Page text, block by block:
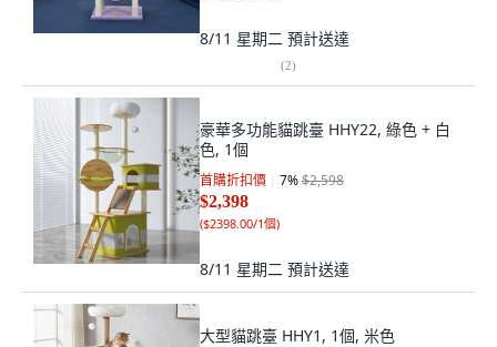
8/11 星期二 預計送達
(2)
豪華多功能貓跳臺 HHY22, 綠色 + 白
色, 1個
首購折扣價 7%$2,598
$2,398
($2398.00/1個)
8/11 星期二 預計送達
大型貓跳臺 HHY1, 1個, 米色